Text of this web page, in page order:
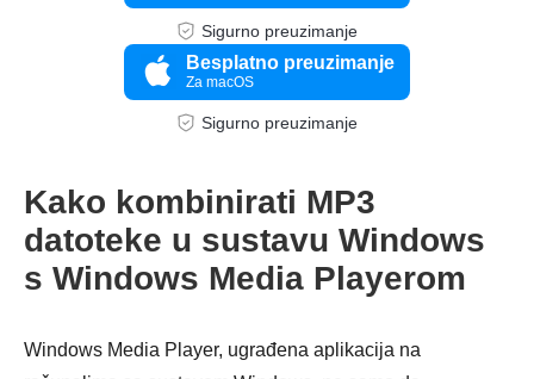
Sigurno preuzimanje
Besplatno preuzimanje
Za macOS
Sigurno preuzimanje
Kako kombinirati MP3
datoteke u sustavu Windows
s Windows Media Playerom
Windows Media Player, ugrađena aplikacija na